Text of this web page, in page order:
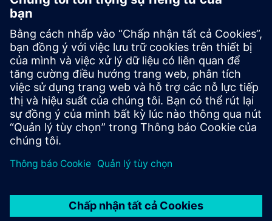
Sustainability X-Journey
Are you curious how to drive sustainable manufacturing
end-to-end? We provide stimulating, hands-on workshops
in a highly innovative environment.
Tìm hiểu thêm